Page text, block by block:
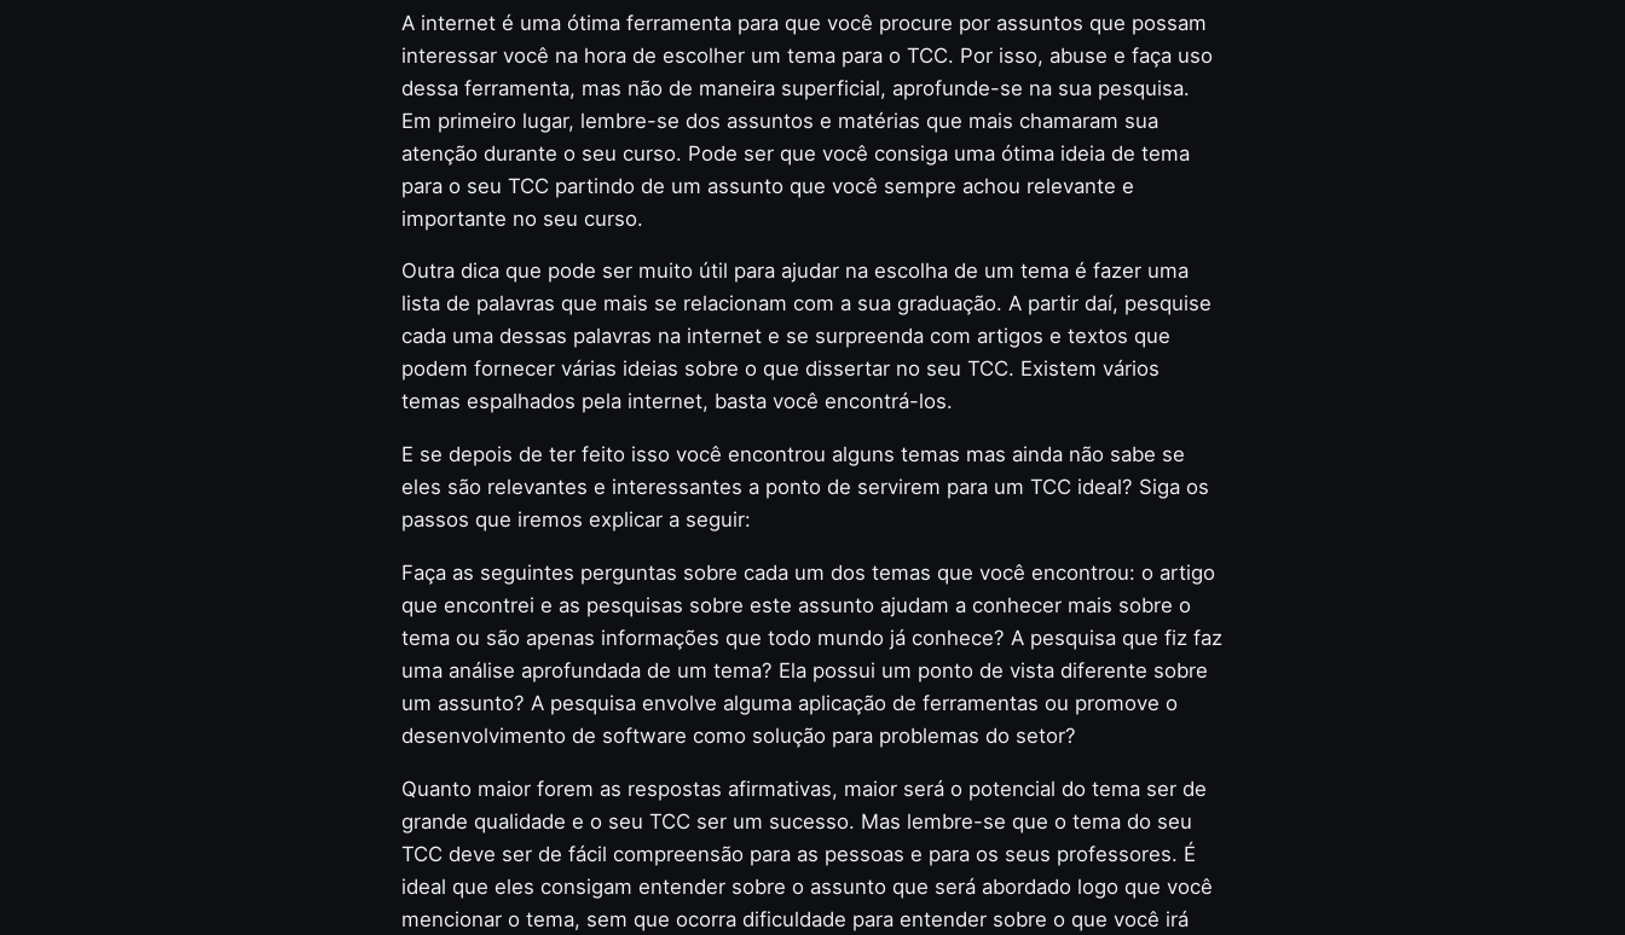
A internet é uma ótima ferramenta para que você procure por assuntos que possam
interessar você na hora de escolher um tema para o TCC. Por isso, abuse e faça uso
dessa ferramenta, mas não de maneira superficial, aprofunde-se na sua pesquisa.
Em primeiro lugar, lembre-se dos assuntos e matérias que mais chamaram sua
atenção durante o seu curso. Pode ser que você consiga uma ótima ideia de tema
para o seu TCC partindo de um assunto que você sempre achou relevante e
importante no seu curso.
Outra dica que pode ser muito útil para ajudar na escolha de um tema é fazer uma
lista de palavras que mais se relacionam com a sua graduação. A partir daí, pesquise
cada uma dessas palavras na internet e se surpreenda com artigos e textos que
podem fornecer várias ideias sobre o que dissertar no seu TCC. Existem vários
temas espalhados pela internet, basta você encontrá-los.
E se depois de ter feito isso você encontrou alguns temas mas ainda não sabe se
eles são relevantes e interessantes a ponto de servirem para um TCC ideal? Siga os
passos que iremos explicar a seguir:
Faça as seguintes perguntas sobre cada um dos temas que você encontrou: o artigo
que encontrei e as pesquisas sobre este assunto ajudam a conhecer mais sobre o
tema ou são apenas informações que todo mundo já conhece? A pesquisa que fiz faz
uma análise aprofundada de um tema? Ela possui um ponto de vista diferente sobre
um assunto? A pesquisa envolve alguma aplicação de ferramentas ou promove o
desenvolvimento de software como solução para problemas do setor?
Quanto maior forem as respostas afirmativas, maior será o potencial do tema ser de
grande qualidade e o seu TCC ser um sucesso. Mas lembre-se que o tema do seu
TCC deve ser de fácil compreensão para as pessoas e para os seus professores. É
ideal que eles consigam entender sobre o assunto que será abordado logo que você
mencionar o tema, sem que ocorra dificuldade para entender sobre o que você irá